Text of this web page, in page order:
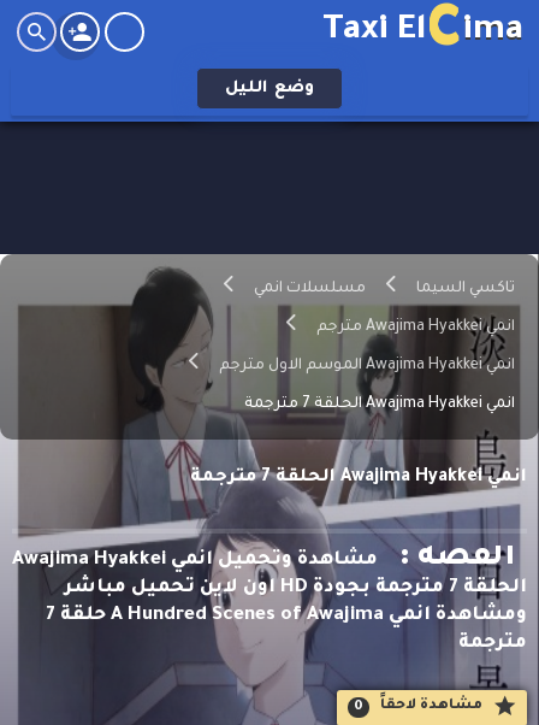
Taxi ElCima
وضع الليل
تاكسي السيما مسلسلات انمي
انمي Awajima Hyakkei مترجم
انمي Awajima Hyakkei الموسم الاول مترجم
انمي Awajima Hyakkei الحلقة 7 مترجمة
انمي Awajima Hyakkei الحلقة 7 مترجمة
القصه :
مشاهدة وتحميل انمي Awajima Hyakkei
الحلقة 7 مترجمة بجودة HD اون لاين تحميل مباشر
ومشاهدة انمي A Hundred Scenes of Awajima حلقة 7
مترجمة
مشاهدة لاحقاََ 0